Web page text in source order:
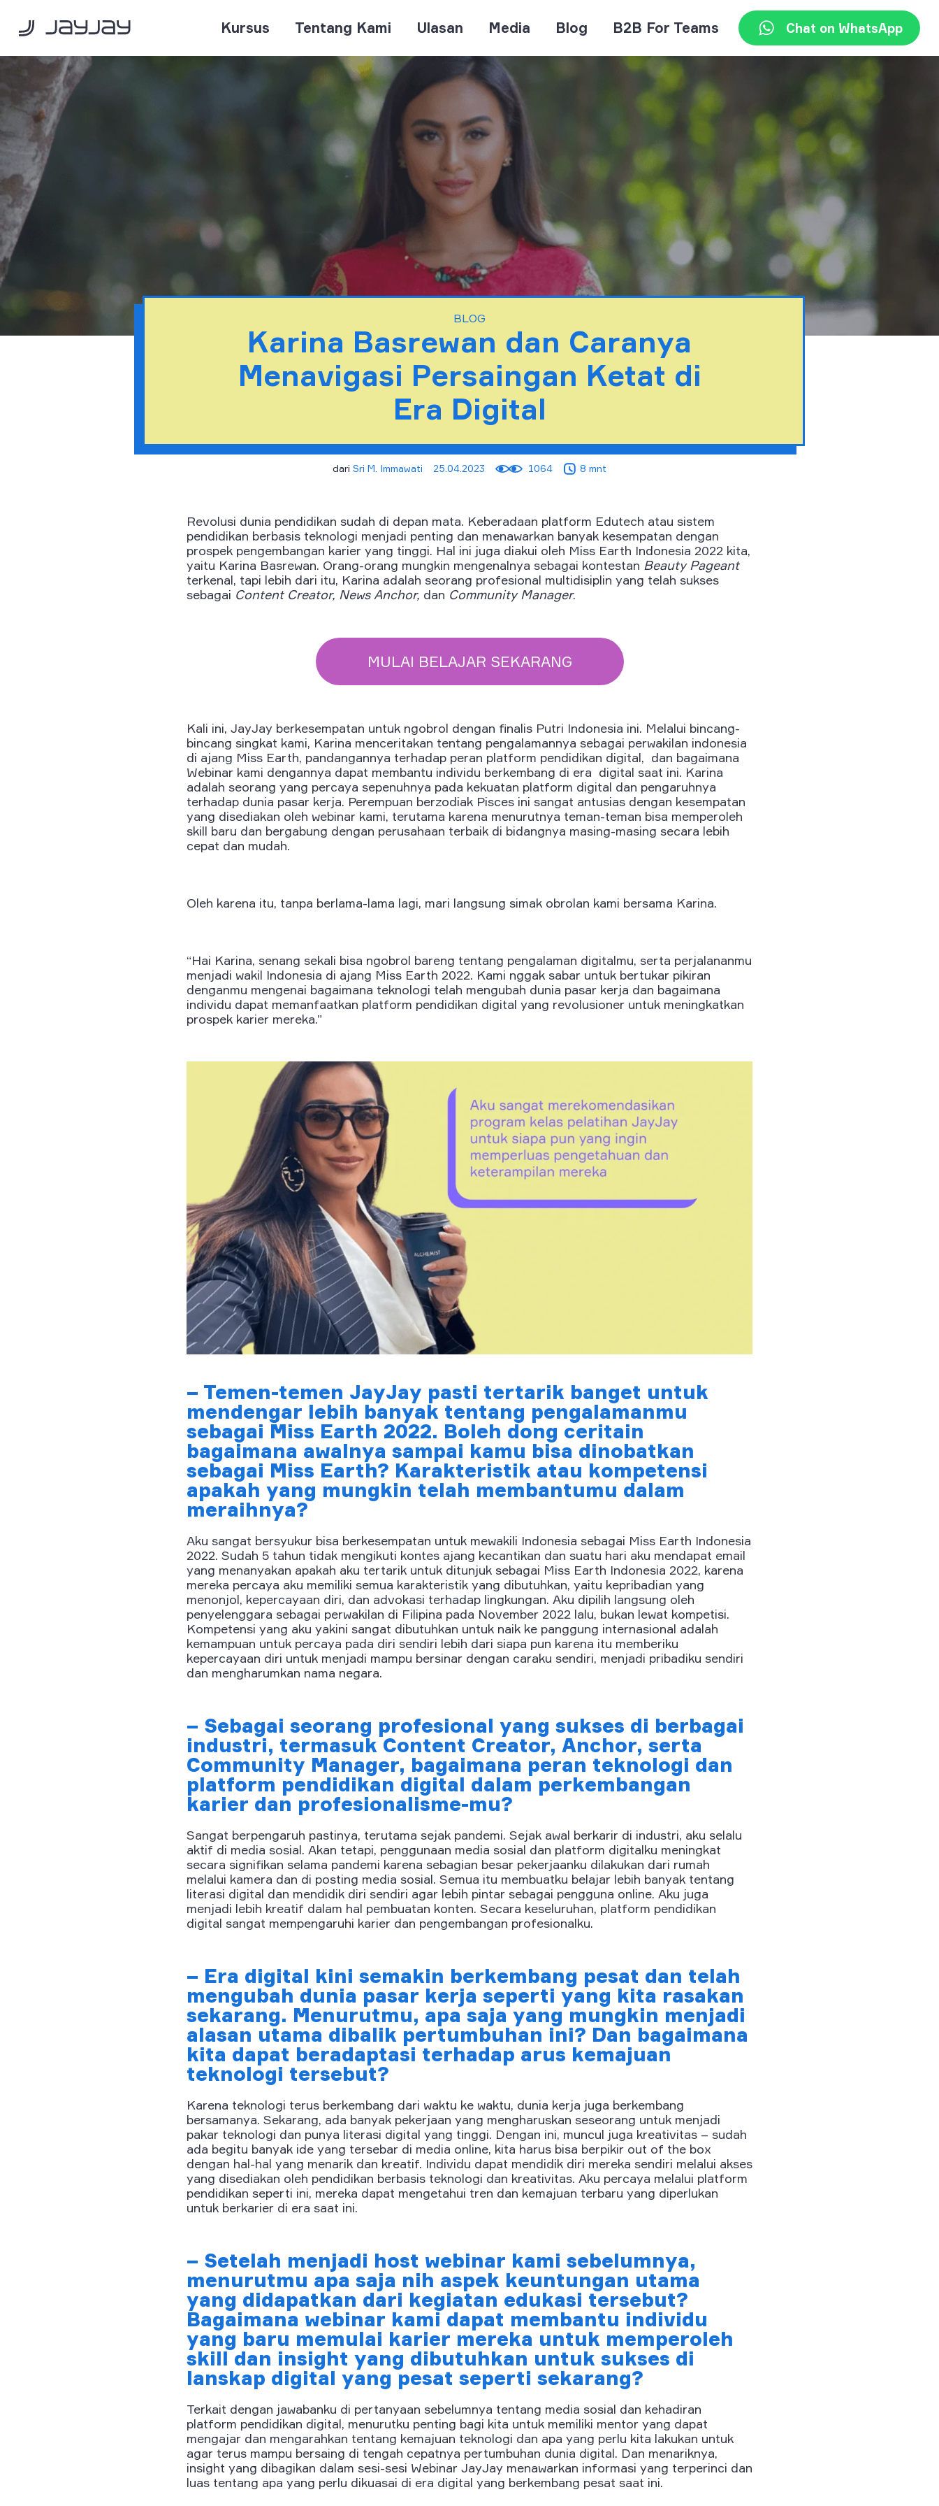
Kursus Tentang Kami Ulasan Media Blog B2B For Teams Chat on WhatsApp
BLOG
Karina Basrewan dan Caranya
Menavigasi Persaingan Ketat di
Era Digital
dari Sri M. Immawati 25.04.2023 1064 8 mnt
Revolusi dunia pendidikan sudah di depan mata. Keberadaan platform Edutech atau sistem
pendidikan berbasis teknologi menjadi penting dan menawarkan banyak kesempatan dengan
prospek pengembangan karier yang tinggi. Hal ini juga diakui oleh Miss Earth Indonesia 2022 kita,
yaitu Karina Basrewan. Orang-orang mungkin mengenalnya sebagai kontestan Beauty Pageant
terkenal, tapi lebih dari itu, Karina adalah seorang profesional multidisiplin yang telah sukses
sebagai Content Creator, News Anchor, dan Community Manager.
MULAI BELAJAR SEKARANG
Kali ini, JayJay berkesempatan untuk ngobrol dengan finalis Putri Indonesia ini. Melalui bincang-
bincang singkat kami, Karina menceritakan tentang pengalamannya sebagai perwakilan indonesia
di ajang Miss Earth, pandangannya terhadap peran platform pendidikan digital, dan bagaimana
Webinar kami dengannya dapat membantu individu berkembang di era digital saat ini. Karina
adalah seorang yang percaya sepenuhnya pada kekuatan platform digital dan pengaruhnya
terhadap dunia pasar kerja. Perempuan berzodiak Pisces ini sangat antusias dengan kesempatan
yang disediakan oleh webinar kami, terutama karena menurutnya teman-teman bisa memperoleh
skill baru dan bergabung dengan perusahaan terbaik di bidangnya masing-masing secara lebih
cepat dan mudah.
Oleh karena itu, tanpa berlama-lama lagi, mari langsung simak obrolan kami bersama Karina.
“Hai Karina, senang sekali bisa ngobrol bareng tentang pengalaman digitalmu, serta perjalananmu
menjadi wakil Indonesia di ajang Miss Earth 2022. Kami nggak sabar untuk bertukar pikiran
denganmu mengenai bagaimana teknologi telah mengubah dunia pasar kerja dan bagaimana
individu dapat memanfaatkan platform pendidikan digital yang revolusioner untuk meningkatkan
prospek karier mereka.”
– Temen-temen JayJay pasti tertarik banget untuk
mendengar lebih banyak tentang pengalamanmu
sebagai Miss Earth 2022. Boleh dong ceritain
bagaimana awalnya sampai kamu bisa dinobatkan
sebagai Miss Earth? Karakteristik atau kompetensi
apakah yang mungkin telah membantumu dalam
meraihnya?
Aku sangat bersyukur bisa berkesempatan untuk mewakili Indonesia sebagai Miss Earth Indonesia
2022. Sudah 5 tahun tidak mengikuti kontes ajang kecantikan dan suatu hari aku mendapat email
yang menanyakan apakah aku tertarik untuk ditunjuk sebagai Miss Earth Indonesia 2022, karena
mereka percaya aku memiliki semua karakteristik yang dibutuhkan, yaitu kepribadian yang
menonjol, kepercayaan diri, dan advokasi terhadap lingkungan. Aku dipilih langsung oleh
penyelenggara sebagai perwakilan di Filipina pada November 2022 lalu, bukan lewat kompetisi.
Kompetensi yang aku yakini sangat dibutuhkan untuk naik ke panggung internasional adalah
kemampuan untuk percaya pada diri sendiri lebih dari siapa pun karena itu memberiku
kepercayaan diri untuk menjadi mampu bersinar dengan caraku sendiri, menjadi pribadiku sendiri
dan mengharumkan nama negara.
– Sebagai seorang profesional yang sukses di berbagai
industri, termasuk Content Creator, Anchor, serta
Community Manager, bagaimana peran teknologi dan
platform pendidikan digital dalam perkembangan
karier dan profesionalisme-mu?
Sangat berpengaruh pastinya, terutama sejak pandemi. Sejak awal berkarir di industri, aku selalu
aktif di media sosial. Akan tetapi, penggunaan media sosial dan platform digitalku meningkat
secara signifikan selama pandemi karena sebagian besar pekerjaanku dilakukan dari rumah
melalui kamera dan di posting media sosial. Semua itu membuatku belajar lebih banyak tentang
literasi digital dan mendidik diri sendiri agar lebih pintar sebagai pengguna online. Aku juga
menjadi lebih kreatif dalam hal pembuatan konten. Secara keseluruhan, platform pendidikan
digital sangat mempengaruhi karier dan pengembangan profesionalku.
– Era digital kini semakin berkembang pesat dan telah
mengubah dunia pasar kerja seperti yang kita rasakan
sekarang. Menurutmu, apa saja yang mungkin menjadi
alasan utama dibalik pertumbuhan ini? Dan bagaimana
kita dapat beradaptasi terhadap arus kemajuan
teknologi tersebut?
Karena teknologi terus berkembang dari waktu ke waktu, dunia kerja juga berkembang
bersamanya. Sekarang, ada banyak pekerjaan yang mengharuskan seseorang untuk menjadi
pakar teknologi dan punya literasi digital yang tinggi. Dengan ini, muncul juga kreativitas – sudah
ada begitu banyak ide yang tersebar di media online, kita harus bisa berpikir out of the box
dengan hal-hal yang menarik dan kreatif. Individu dapat mendidik diri mereka sendiri melalui akses
yang disediakan oleh pendidikan berbasis teknologi dan kreativitas. Aku percaya melalui platform
pendidikan seperti ini, mereka dapat mengetahui tren dan kemajuan terbaru yang diperlukan
untuk berkarier di era saat ini.
– Setelah menjadi host webinar kami sebelumnya,
menurutmu apa saja nih aspek keuntungan utama
yang didapatkan dari kegiatan edukasi tersebut?
Bagaimana webinar kami dapat membantu individu
yang baru memulai karier mereka untuk memperoleh
skill dan insight yang dibutuhkan untuk sukses di
lanskap digital yang pesat seperti sekarang?
Terkait dengan jawabanku di pertanyaan sebelumnya tentang media sosial dan kehadiran
platform pendidikan digital, menurutku penting bagi kita untuk memiliki mentor yang dapat
mengajar dan mengarahkan tentang kemajuan teknologi dan apa yang perlu kita lakukan untuk
agar terus mampu bersaing di tengah cepatnya pertumbuhan dunia digital. Dan menariknya,
insight yang dibagikan dalam sesi-sesi Webinar JayJay menawarkan informasi yang terperinci dan
luas tentang apa yang perlu dikuasai di era digital yang berkembang pesat saat ini.